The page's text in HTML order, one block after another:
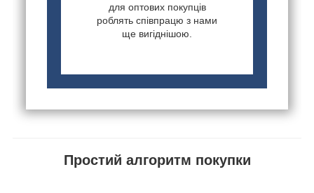
для оптових покупців
роблять співпрацю з нами
ще вигіднішою.
Простий алгоритм покупки